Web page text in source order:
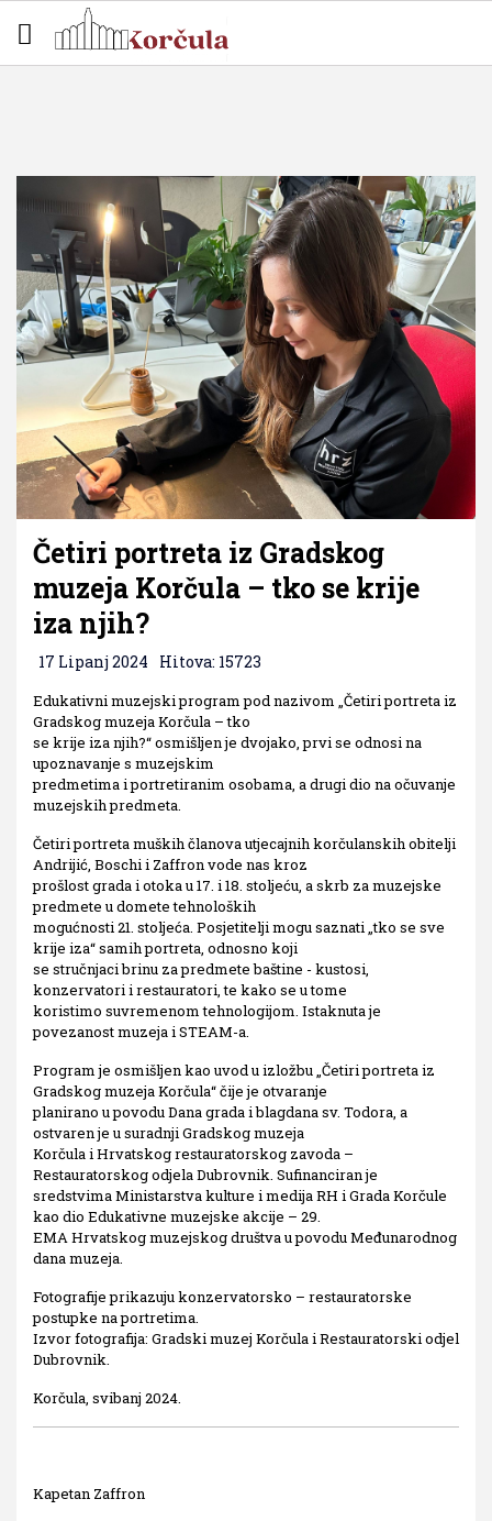
Četiri portreta iz Gradskog
muzeja Korčula – tko se krije
iza njih?
17 Lipanj 2024 Hitova: 15723
Edukativni muzejski program pod nazivom „Četiri portreta iz
Gradskog muzeja Korčula – tko
se krije iza njih?“ osmišljen je dvojako, prvi se odnosi na
upoznavanje s muzejskim
predmetima i portretiranim osobama, a drugi dio na očuvanje
muzejskih predmeta.
Četiri portreta muških članova utjecajnih korčulanskih obitelji
Andrijić, Boschi i Zaffron vode nas kroz
prošlost grada i otoka u 17. i 18. stoljeću, a skrb za muzejske
predmete u domete tehnoloških
mogućnosti 21. stoljeća. Posjetitelji mogu saznati „tko se sve
krije iza“ samih portreta, odnosno koji
se stručnjaci brinu za predmete baštine - kustosi,
konzervatori i restauratori, te kako se u tome
koristimo suvremenom tehnologijom. Istaknuta je
povezanost muzeja i STEAM-a.
Program je osmišljen kao uvod u izložbu „Četiri portreta iz
Gradskog muzeja Korčula“ čije je otvaranje
planirano u povodu Dana grada i blagdana sv. Todora, a
ostvaren je u suradnji Gradskog muzeja
Korčula i Hrvatskog restauratorskog zavoda –
Restauratorskog odjela Dubrovnik. Sufinanciran je
sredstvima Ministarstva kulture i medija RH i Grada Korčule
kao dio Edukativne muzejske akcije – 29.
EMA Hrvatskog muzejskog društva u povodu Međunarodnog
dana muzeja.
Fotografije prikazuju konzervatorsko – restauratorske
postupke na portretima.
Izvor fotografija: Gradski muzej Korčula i Restauratorski odjel
Dubrovnik.
Korčula, svibanj 2024.
Kapetan Zaffron